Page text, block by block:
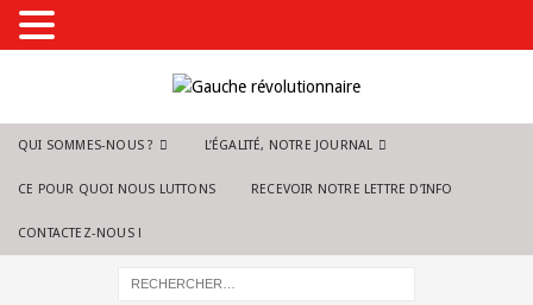
QUI SOMMES-NOUS ? L’ÉGALITÉ, NOTRE JOURNAL
CE POUR QUOI NOUS LUTTONS RECEVOIR NOTRE LETTRE D’INFO
CONTACTEZ-NOUS !